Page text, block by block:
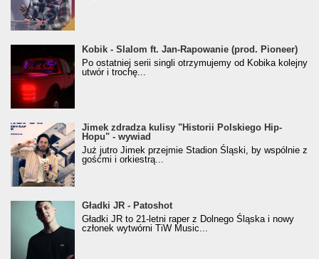
Kobik - Slalom ft. Jan-Rapowanie (prod. Pioneer)
[Official Music Visualiser]
Kobik - Slalom ft. Jan-Rapowanie (prod. Pioneer)
Po ostatniej serii singli otrzymujemy od Kobika kolejny
utwór i trochę...
Jimek zdradza kulisy "Historii Polskiego Hip-
Hopu" - wywiad
Jimek zdradza kulisy "Historii Polskiego Hip-
Hopu" - wywiad
Już jutro Jimek przejmie Stadion Śląski, by wspólnie z
gośćmi i orkiestrą...
Gładki JR - Patoshot
Gładki JR - Patoshot
Gładki JR to 21-letni raper z Dolnego Śląska i nowy
członek wytwórni TiW Music...